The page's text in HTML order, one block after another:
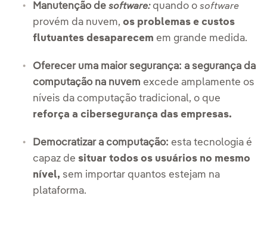
Manutenção de software:quando o software
provém da nuvem, os problemas e custos
flutuantes desaparecem em grande medida.
Oferecer uma maior segurança: a segurança da
computação na nuvem excede amplamente os
níveis da computação tradicional, o que
reforça a cibersegurança das empresas.
Democratizar a computação: esta tecnologia é
capaz de situar todos os usuários no mesmo
nível, sem importar quantos estejam na
plataforma.